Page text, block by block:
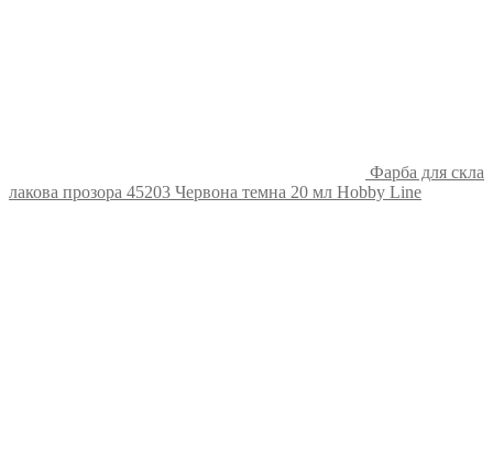
Фарба для скла
лакова прозора 45203 Червона темна 20 мл Hobby Line